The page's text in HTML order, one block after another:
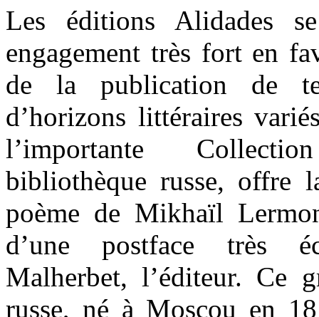
Les éditions Alidades
engagement très fort en
de la publication de
d’horizons littéraires
l’importante
bibliothèque russe, offre
poème de Mikhaïl
d’une postface très
Malherbet, l’éditeur. Ce
russe, né à Moscou en